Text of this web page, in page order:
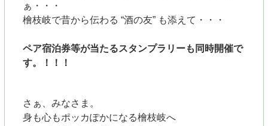
ぁ・・・
檜枝岐で昔から伝わる “酒の友” も添えて・・・
ペア宿泊券等が当たるスタンプラリーも同時開催で
す。！！！
さぁ、みなさま。
身も心もポッカぽかになる檜枝岐へ